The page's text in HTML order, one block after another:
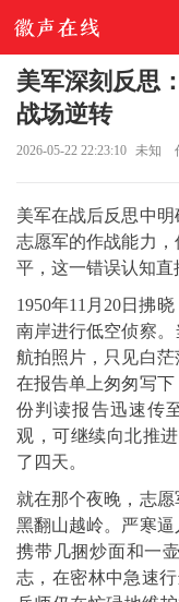
美军深刻反思
战场逆转
2026-05-22 22:23:10 未知
美军在战后反思中
志愿军的作战能力
平，这一错误认知直
1950年11月20日拂
南岸进行低空侦察
航拍照片，只见白
在报告单上匆匆写
份判读报告迅速传
观，可继续向北推
了四天。
就在那个夜晚，志
黑翻山越岭。严寒
携带几捆炒面和一
志，在密林中急速